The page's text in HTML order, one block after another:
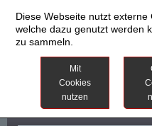
Diese Webseite nutzt externe
welche dazu genutzt werden
zu sammeln.
Mit
Cookies
nutzen